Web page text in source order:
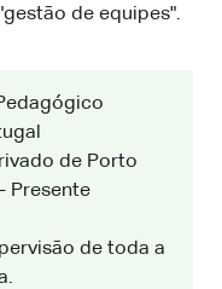
de equipes".
de Porto
Presente
de toda a